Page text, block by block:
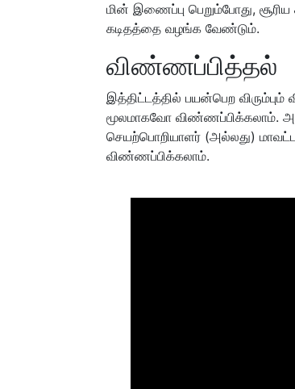
மின் இணைப்பு பெறும்போது,
கடிதத்தை வழங்க வேண்டும்.
விண்ணப்பித்தல்
இத்திட்டத்தில் பயன்பெற
மூலமாகவோ விண்ணப்பிக்கலாம்.
செயற்பொறியாளர் (அல்லது)
விண்ணப்பிக்கலாம்.